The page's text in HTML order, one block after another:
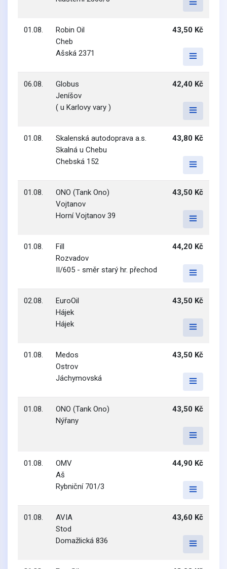
01.08.
Robin Oil
Cheb
Ašská 2371
43,50 Kč
06.08.
Globus
Jeníšov
( u Karlovy vary )
42,40 Kč
01.08.
Skalenská autodoprava a.s.
Skalná u Chebu
Chebská 152
43,80 Kč
01.08.
ONO (Tank Ono)
Vojtanov
Horní Vojtanov 39
43,50 Kč
01.08.
Fill
Rozvadov
II/605 - směr starý hr. přechod
44,20 Kč
02.08.
EuroOil
Hájek
Hájek
43,50 Kč
01.08.
Medos
Ostrov
Jáchymovská
43,50 Kč
01.08.
ONO (Tank Ono)
Nýřany
43,50 Kč
01.08.
OMV
Aš
Rybniční 701/3
44,90 Kč
01.08.
AVIA
Stod
Domažlická 836
43,60 Kč